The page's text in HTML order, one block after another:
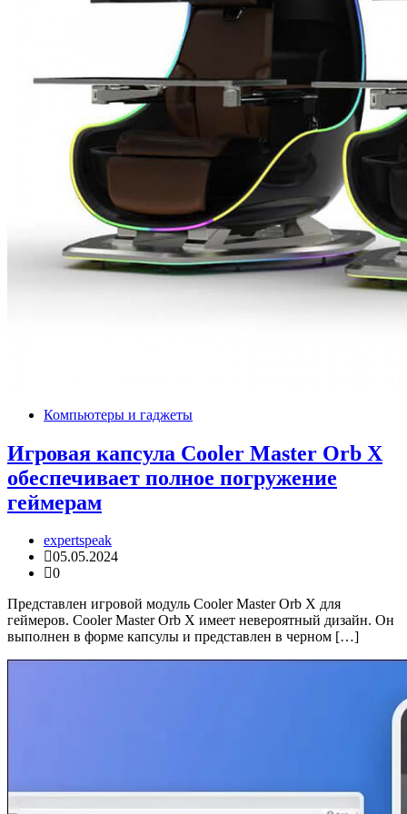
Компьютеры и гаджеты
Игровая капсула Cooler Master Orb X
обеспечивает полное погружение
геймерам
expertspeak
05.05.2024
0
Представлен игровой модуль Cooler Master Orb X для
геймеров. Cooler Master Orb X имеет невероятный дизайн. Он
выполнен в форме капсулы и представлен в черном […]